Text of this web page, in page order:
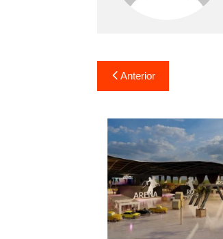
Navegação
de
Post
Anterior